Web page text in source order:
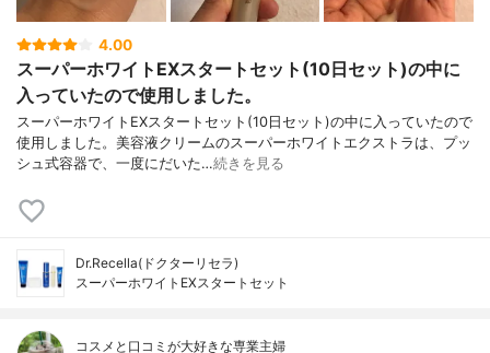
4.00
スーパーホワイトEXスタートセット(10日セット)の中に
入っていたので使用しました。
スーパーホワイトEXスタートセット(10日セット)の中に入っていたので
使用しました。美容液クリームのスーパーホワイトエクストラは、プッ
シュ式容器で、一度にだいた…続きを見る
Dr.Recella(ドクターリセラ)
スーパーホワイトEXスタートセット
コスメと口コミが大好きな専業主婦